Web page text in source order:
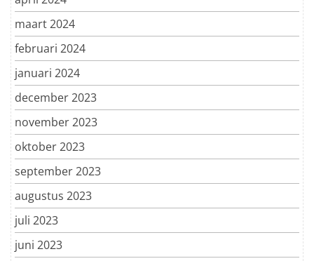
maart 2024
februari 2024
januari 2024
december 2023
november 2023
oktober 2023
september 2023
augustus 2023
juli 2023
juni 2023